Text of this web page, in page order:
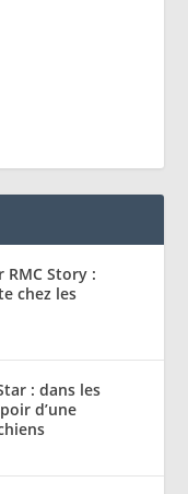
RMC Story :
chez les
: dans les
d’une